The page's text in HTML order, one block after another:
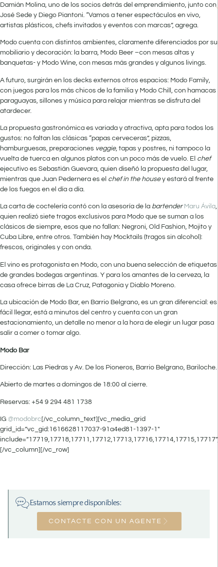
Damián Molina, uno de los socios detrás del emprendimiento, junto con
José Sede y Diego Piantoni. “Vamos a tener espectáculos en vivo,
artistas plásticos, chefs invitados y eventos con marcas”, agrega.
Modo cuenta con distintos ambientes, claramente diferenciados por su
mobiliario y decoración: la barra, Modo Beer –con mesas altas y
banquetas- y Modo Wine, con mesas más grandes y algunos livings.
A futuro, surgirán en los decks externos otros espacios: Modo Family,
con juegos para los más chicos de la familia y Modo Chill, con hamacas
paraguayas, sillones y música para relajar mientras se disfruta del
atardecer.
La propuesta gastronómica es variada y atractiva, apta para todos los
gustos: no faltan las clásicas “papas cerveceras”, pizzas,
hamburguesas, preparaciones veggie, tapas y postres, ni tampoco la
vuelta de tuerca en algunos platos con un poco más de vuelo. El chef
ejecutivo es Sebastián Guevara, quien diseñó la propuesta del lugar,
mientras que Juan Pedernera es el chef in the housey estará al frente
de los fuegos en el día a día.
La carta de coctelería contó con la asesoría de la bartender Maru Ávila,
quien realizó siete tragos exclusivos para Modo que se suman a los
clásicos de siempre, esos que no fallan: Negroni, Old Fashion, Mojito y
Cuba Libre, entre otros. También hay Mocktails (tragos sin alcohol):
frescos, originales y con onda.
El vino es protagonista en Modo, con una buena selección de etiquetas
de grandes bodegas argentinas. Y para los amantes de la cerveza, la
casa ofrece birras de La Cruz, Patagonia y Diablo Moreno.
La ubicación de Modo Bar, en Barrio Belgrano, es un gran diferencial: es
fácil llegar, está a minutos del centro y cuenta con un gran
estacionamiento, un detalle no menor a la hora de elegir un lugar pasa
salir a comer o tomar algo.
Modo Bar
Dirección: Las Piedras y Av. De los Pioneros, Barrio Belgrano, Bariloche.
Abierto de martes a domingos de 18:00 al cierre.
Reservas: +54 9 294 481 1738
IG @modobrc[/vc_column_text][vc_media_grid
grid_id=”vc_gid:1616628117037-91a4ed81-1397-1″
[/vc_column][/vc_row]
Estamos siempre disponibles:
CONTACTE CON UN AGENTE